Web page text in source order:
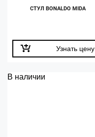
СТУЛ BONALDO MIDA
Узнать цену
В наличии